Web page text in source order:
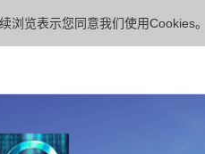
浏览表示您同意我们使用Cookies。